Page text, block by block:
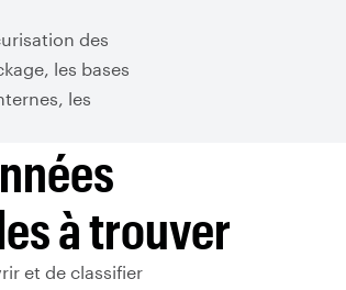
des
les bases
les
à trouver
et de classifier